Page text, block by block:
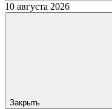
10 августа 2026
Закрыть